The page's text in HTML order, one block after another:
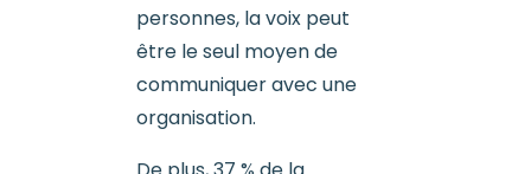
personnes, la voix peut
être le seul moyen de
communiquer avec une
organisation.